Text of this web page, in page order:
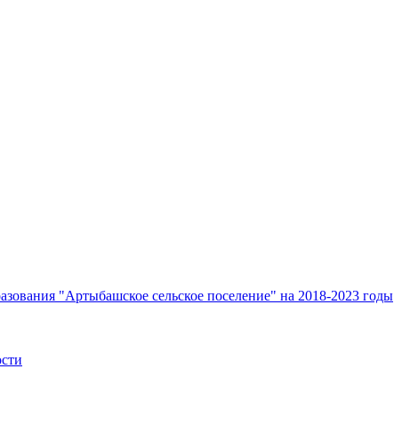
"Артыбашское сельское поселение" на 2018-2023 годы